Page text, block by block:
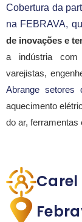
Cobertura da
na FEBRAVA,
de inovações e
a indústria com
aquecimento
do ar, ferramentas
Carel